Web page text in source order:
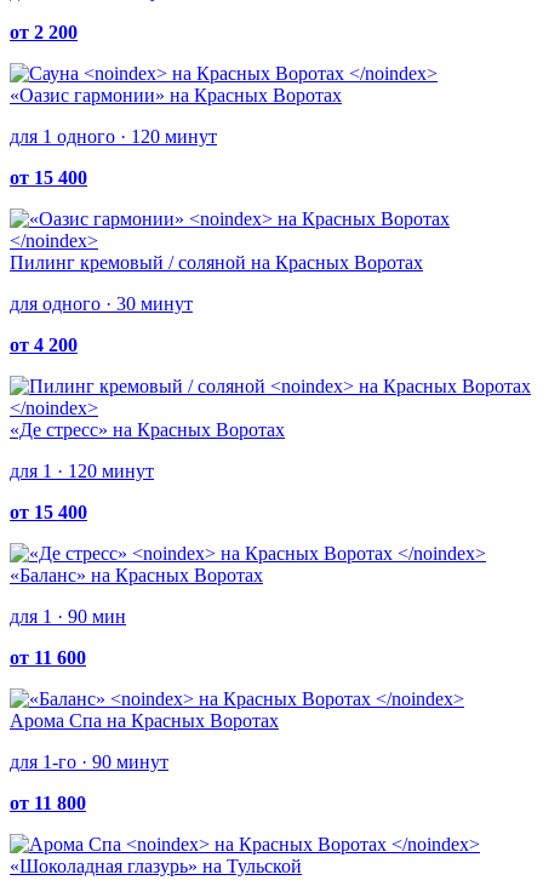
от 2 200
«Оазис гармонии» на Красных Воротах
для 1 одного · 120 минут
от 15 400
Пилинг кремовый / соляной на Красных Воротах
для одного · 30 минут
от 4 200
«Де стресс» на Красных Воротах
для 1 · 120 минут
от 15 400
«Баланс» на Красных Воротах
для 1 · 90 мин
от 11 600
Арома Спа на Красных Воротах
для 1-го · 90 минут
от 11 800
«Шоколадная глазурь» на Тульской